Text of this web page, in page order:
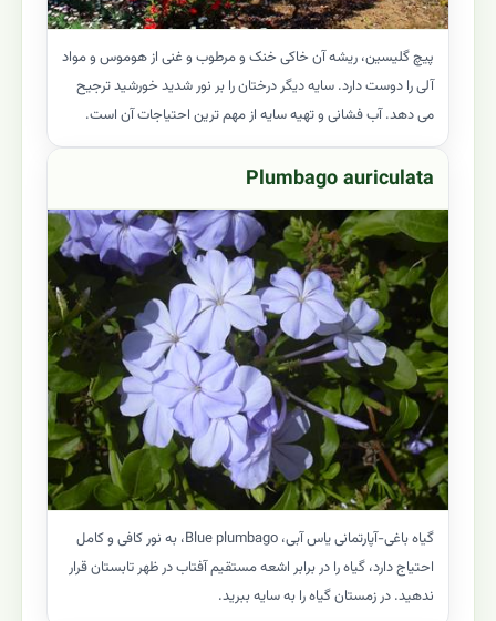
پیچ گلیسین، ریشه آن خاکی خنک و مرطوب و غنی از هوموس و مواد
آلی را دوست دارد. سایه دیگر درختان را بر نور شدید خورشید ترجیح
می دهد. آب فشانی و تهیه سایه از مهم ترین احتیاجات آن است.
Plumbago auriculata
گیاه باغی-آپارتمانی یاس آبی، Blue plumbago، به نور کافی و کامل
احتیاج دارد، گیاه را در برابر اشعه مستقیم آفتاب در ظهر تابستان قرار
ندهید. در زمستان گیاه را به سایه ببرید.